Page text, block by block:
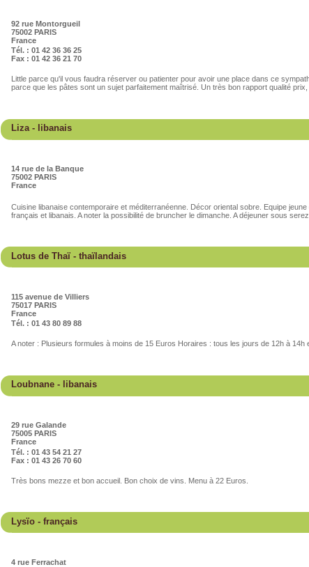
92 rue Montorgueil
75002 PARIS
France
Tél. : 01 42 36 36 25
Fax : 01 42 36 21 70
Little parce qu'il vous faudra réserver ou patienter pour avoir une place dans ce
parce que les pâtes sont un sujet parfaitement maîtrisé. Un très bon rapport qualité
Liza- libanais
14 rue de la Banque
75002 PARIS
France
Cuisine libanaise contemporaire et méditerranéenne. Décor oriental sobre. Equipe
français et libanais. A noter la possibilité de bruncher le dimanche. A déjeuner sous
Lotus de Thaï - thaïlandais
115 avenue de Villiers
75017 PARIS
France
Tél. : 01 43 80 89 88
A noter : Plusieurs formules à moins de 15 Euros Horaires : tous les jours de 12h à 14h
Loubnane - libanais
29 rue Galande
75005 PARIS
France
Tél. : 01 43 54 21 27
Fax : 01 43 26 70 60
Très bons mezze et bon accueil. Bon choix de vins. Menu à 22 Euros.
Lysïo - français
4 rue Ferrachat